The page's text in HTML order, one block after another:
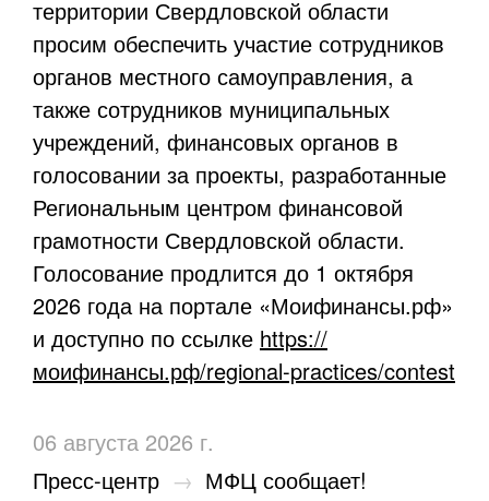
территории Свердловской области
просим обеспечить участие сотрудников
органов местного самоуправления, а
также сотрудников муниципальных
учреждений, финансовых органов в
голосовании за проекты, разработанные
Региональным центром финансовой
грамотности Свердловской области.
Голосование продлится до 1 октября
2026 года на портале «Моифинансы.рф»
и доступно по ссылке https://
моифинансы.рф/regional-practices/contest
06 августа 2026 г.
Пресс-центр → МФЦ сообщает!